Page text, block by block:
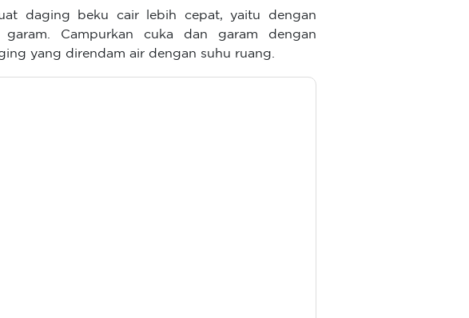
daging beku cair lebih cepat, yaitu dengan
Campurkan cuka dan garam dengan
yang direndam air dengan suhu ruang.